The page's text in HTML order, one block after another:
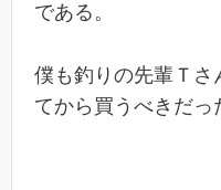
である。
僕も釣りの先輩Ｔさ
てから買うべきだっ